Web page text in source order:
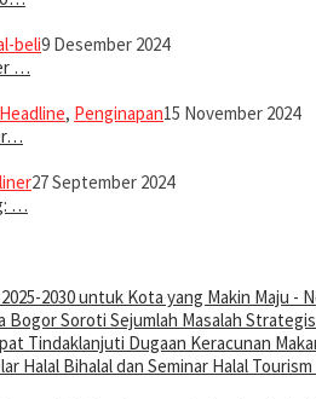
beli9 Desember 2024
…
Headline, Penginapan15 November 2024
27 September 2024
…
2030 untuk Kota yang Makin Maju -
Bogor Soroti Sejumlah Masalah
Tindaklanjuti Dugaan Keracunan
Halal Bihalal dan Seminar Halal